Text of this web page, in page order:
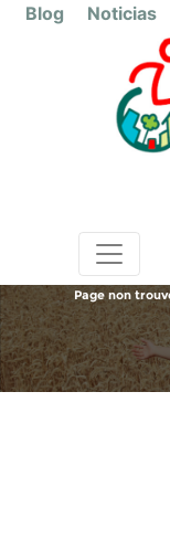
Blog Noticias
Page non